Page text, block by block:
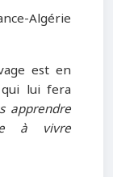
Algérie
est en
lui fera
apprendre
à vivre